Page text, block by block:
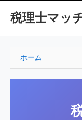
税理士マッ
ホーム